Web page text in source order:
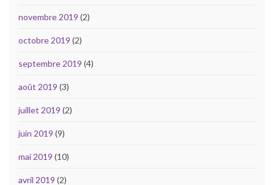
novembre 2019 (2)
octobre 2019 (2)
septembre 2019 (4)
août 2019 (3)
juillet 2019 (2)
juin 2019 (9)
mai 2019 (10)
avril 2019 (2)